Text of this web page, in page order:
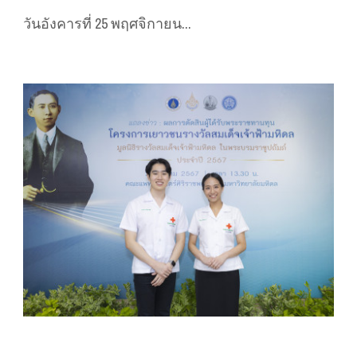
วันอังคารที่ 25 พฤศจิกายน...